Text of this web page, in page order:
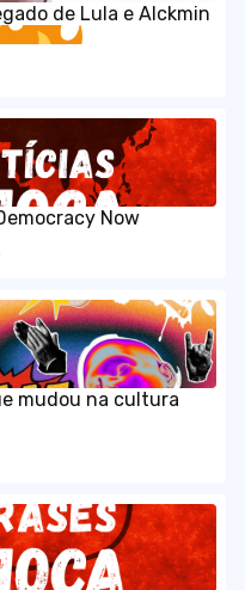
de Lula e Alckmin
Now
mudou na cultura